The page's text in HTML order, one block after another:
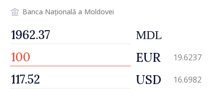
Banca Națională a Moldovei
MDL
EUR 19.6237
USD 16.6982